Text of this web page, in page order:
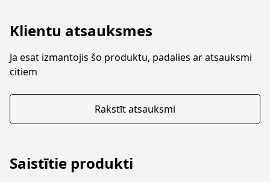
Klientu atsauksmes
Ja esat izmantojis šo produktu, padalies ar atsauksmi
citiem
Rakstīt atsauksmi
Saistītie produkti